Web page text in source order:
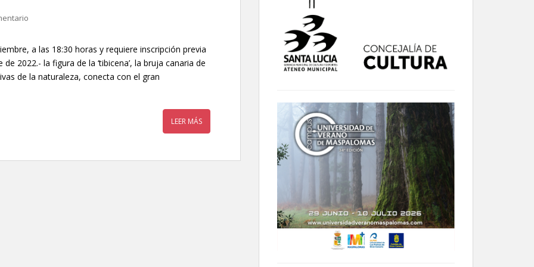
a las 18:30 horas y requiere inscripción previa
2022.- la figura de la ‘tibicena’, la bruja canaria de
de la naturaleza, conecta con el gran
LEER MÁS